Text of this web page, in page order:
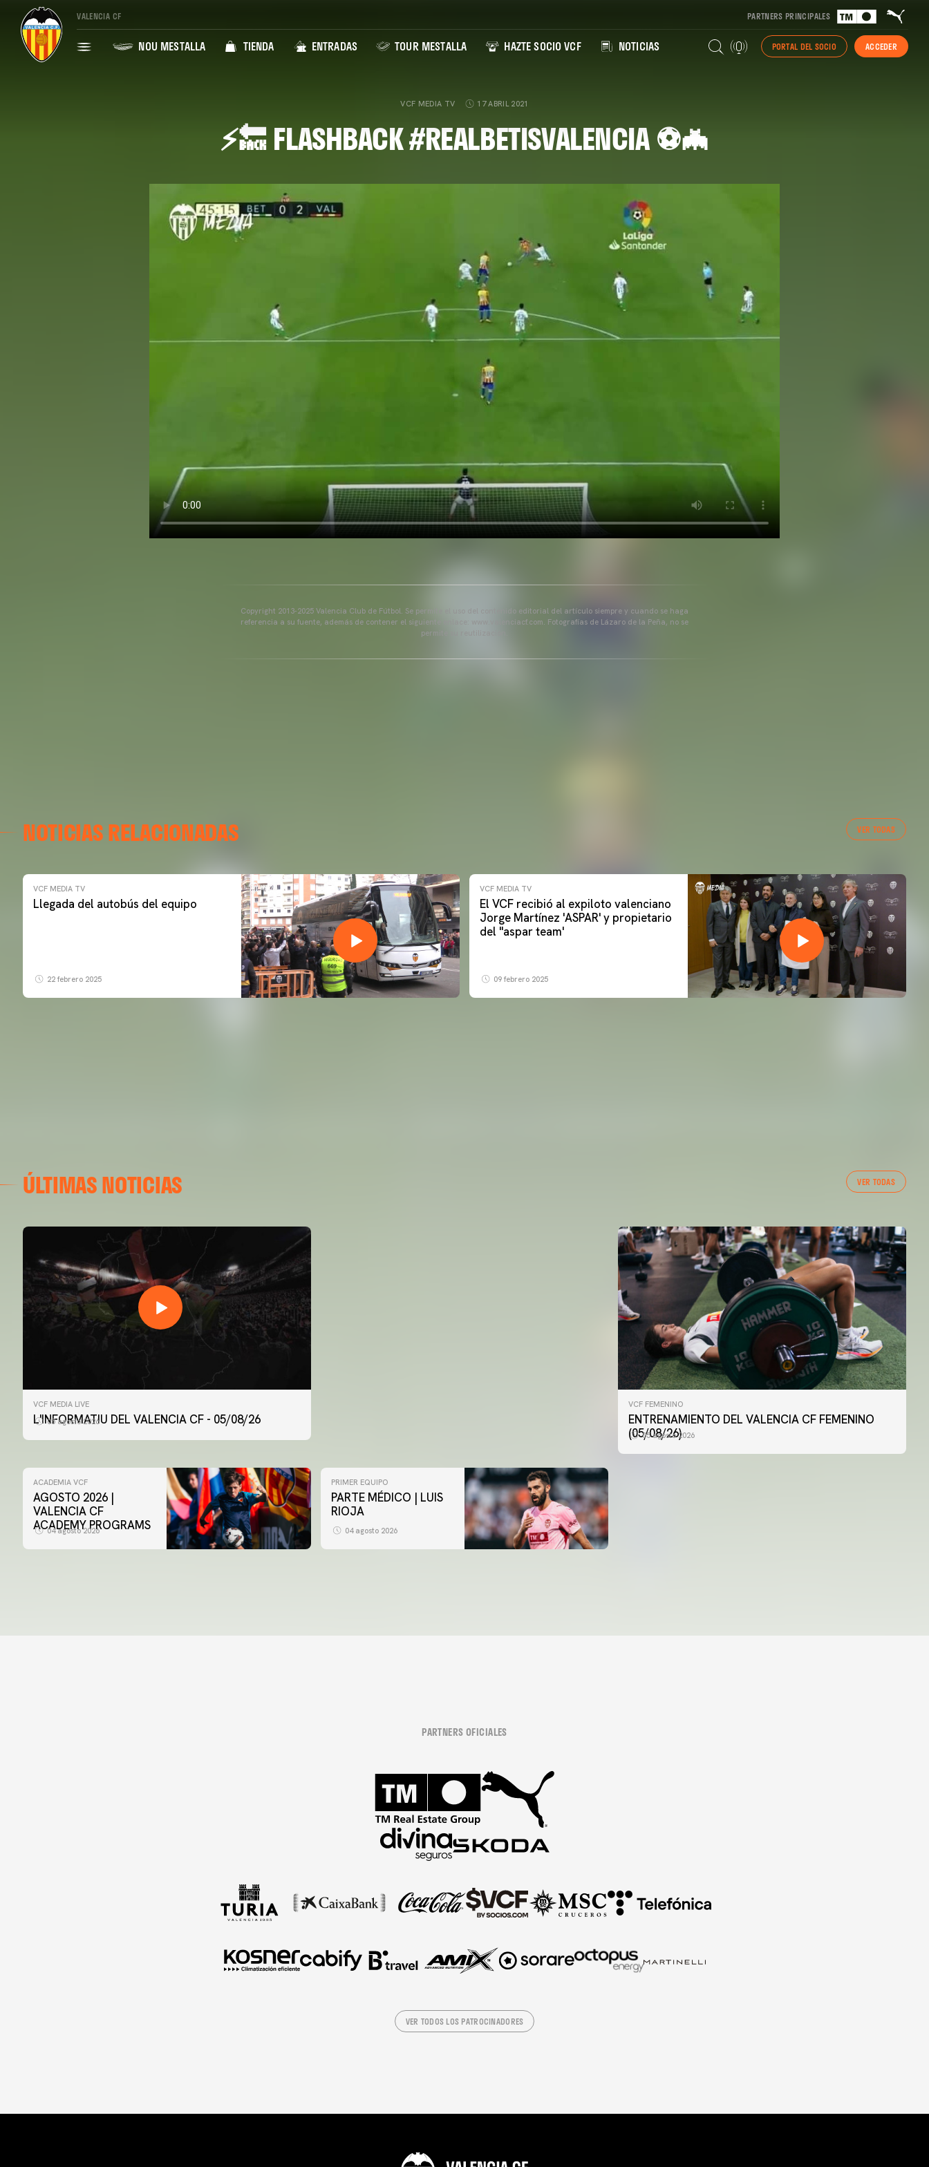
VALENCIA CF PARTNERS PRINCIPALES
NOU MESTALLA TIENDA ENTRADAS TOUR MESTALLA HAZTE SOCIO VCF NOTICIAS PORTAL DEL SOCIO ACCEDER
VCF MEDIA TV 17 ABRIL 2021
⚡🔙 FLASHBACK #REALBETISVALENCIA ⚽🦇
Copyright 2013-2025 Valencia Club de Fútbol. Se permite el uso del contenido editorial del artículo siempre y cuando se haga
referencia a su fuente, además de contener el siguiente enlace: www.valenciacf.com. Fotografías de Lázaro de la Peña, no se
permite su reutilización.
NOTICIAS RELACIONADAS VER TODAS
VCF MEDIA TV
Llegada del autobús del equipo
22 febrero 2025
VCF MEDIA TV
El VCF recibió al expiloto valenciano
Jorge Martínez 'ASPAR' y propietario
del ''aspar team'
09 febrero 2025
ÚLTIMAS NOTICIAS VER TODAS
VCF MEDIA LIVE
L'INFORMATIU DEL VALENCIA CF - 05/08/26
05 agosto 2026
VCF FEMENINO
ENTRENAMIENTO DEL VALENCIA CF FEMENINO
(05/08/26)
05 agosto 2026
ACADEMIA VCF
AGOSTO 2026 |
VALENCIA CF
ACADEMY PROGRAMS
04 agosto 2026
PRIMER EQUIPO
PARTE MÉDICO | LUIS
RIOJA
04 agosto 2026
VCF FEMENINO
ENTRENAMIENTO DEL VALENCIA CF FEMENINO
(04/08/26)
PARTNERS OFICIALES
VER TODOS LOS PATROCINADORES